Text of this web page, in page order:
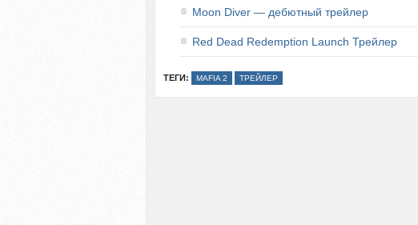
Moon Diver — дебютный трейлер
Red Dead Redemption Launch Трейлер
ТЕГИ: MAFIA 2 ТРЕЙЛЕР